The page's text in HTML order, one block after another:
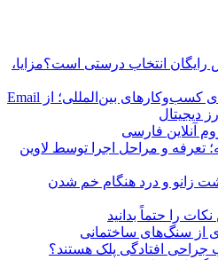
رایگان انتخاب درستی است؟مزایا،
راهنمای انتخاب VPS برای کسب‌وکارهای بین‌المللی؛ از Email
آنلاین فارسی
تعرفه و مراحل اجرا توسط لاوین
زانو و درد هنگام خم شدن
را حتماً بدانید
از سنگ‌های ساختمانی
جراحی افتادگی پلک هستند؟